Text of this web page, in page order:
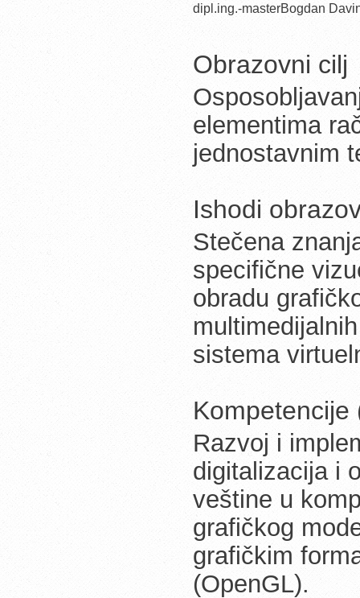
dipl.ing.-masterBogdan
Obrazovni cilj
elementima
jednostavnim
Ishodi
Stečena
specifične
obradu
sistema
Kompetencije
Razvoj i
digitalizacija i
veštine u
grafičkog
grafičkim
(OpenGL).